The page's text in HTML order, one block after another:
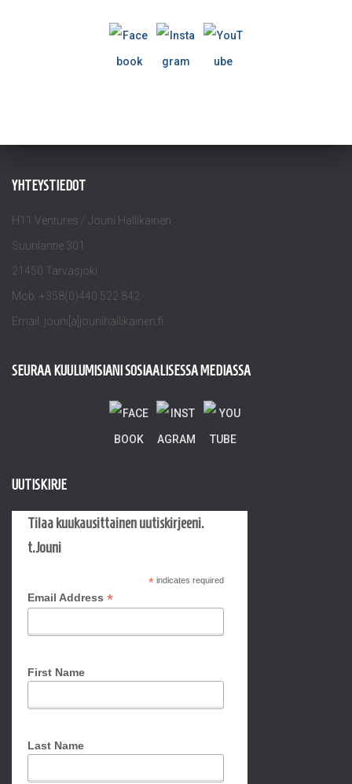
YHTEYSTIEDOT
H11 Ventures / Jouni Hallikainen
Suurilantie 301
21450 Tarvasjoki
Mob. +358(0)440 522 842
Email. jouni[a]jounihallikainen.fi
SEURAA KUULUMISIANI SOSIAALISESSA MEDIASSA
UUTISKIRJE
Tilaa kuukausittainen uutiskirjeeni.
t.Jouni
*indicates required
Email Address *
First Name
Last Name